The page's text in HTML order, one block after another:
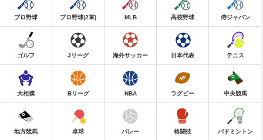
プロ野球 プロ野球(2軍) MLB 高校野球 侍ジャパン
ゴルフ Jリーグ 海外サッカー 日本代表 テニス
大相撲 Bリーグ NBA ラグビー 中央競馬
地方競馬 卓球 バレー 格闘技 バドミントン